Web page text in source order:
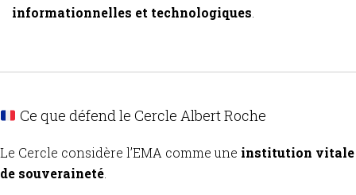
informationnelles et technologiques.
Ce que défend le Cercle Albert Roche
Le Cercle considère l’EMA comme une institution vitale
de souveraineté.